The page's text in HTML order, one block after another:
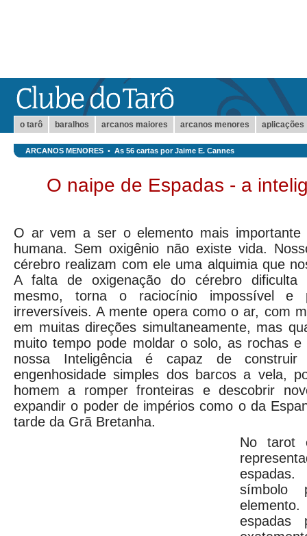
o tarô baralhos arcanos maiores arcanos menores aplicações
ARCANOS MENORES • As 56 cartas por Jaime E. Cannes
O naipe de Espadas - a
O ar vem a ser o elemento mais importante
humana. Sem oxigênio não existe vida.
cérebro realizam com ele uma alquimia que
A falta de oxigenação do cérebro dificulta
mesmo, torna o raciocínio impossível e
irreversíveis. A mente opera como o ar, com
em muitas direções simultaneamente, mas
muito tempo pode moldar o solo, as rochas
nossa Inteligência é capaz de
engenhosidade simples dos barcos a vela,
homem a romper fronteiras e descobrir
expandir o poder de impérios como o da
tarde da Grã Bretanha.
No tarot
símbolo
espadas